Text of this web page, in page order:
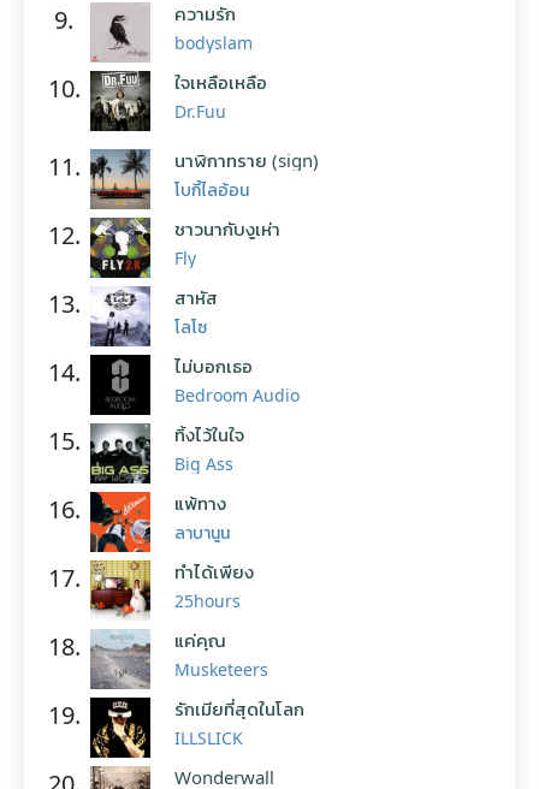
9. ความรัก
bodyslam
10. ใจเหลือเหลือ
Dr.Fuu
11. นาฬิกาทราย (sign)
โบกี้ไลอ้อน
12. ชาวนากับงูเห่า
Fly
13. สาหัส
โลโซ
14. ไม่บอกเธอ
Bedroom Audio
15. ทิ้งไว้ในใจ
Big Ass
16. แพ้ทาง
ลาบานูน
17. ทำได้เพียง
25hours
18. แค่คุณ
Musketeers
19. รักเมียที่สุดในโลก
ILLSLICK
Wonderwall